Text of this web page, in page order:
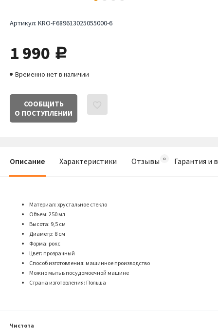
Артикул: KRO-F689613025055000-6
1 990 руб.
Временно нет в наличии
СООБЩИТЬ
О ПОСТУПЛЕНИИ
Описание Характеристики Отзывы Гарантия и
Материал: хрустальное стекло
Объем: 250 мл
Высота: 9,5 см
Диаметр: 8 см
Форма: рокс
Цвет: прозрачный
Способ изготовления: машинное производство
Можно мыть в посудомоечной машине
Страна изготовления: Польша
Чистота